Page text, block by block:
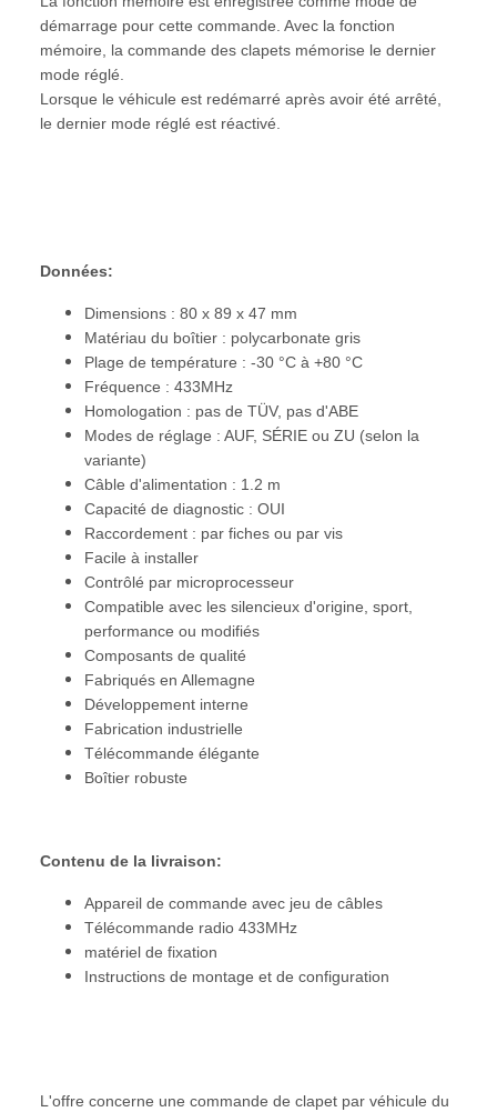
démarrage pour cette commande. Avec la fonction
mémoire, la commande des clapets mémorise le dernier
mode réglé.
Lorsque le véhicule est redémarré après avoir été arrêté,
le dernier mode réglé est réactivé.
Données:
Dimensions : 80 x 89 x 47 mm
Matériau du boîtier : polycarbonate gris
Plage de température : -30 °C à +80 °C
Fréquence : 433MHz
Homologation : pas de TÜV, pas d'ABE
Modes de réglage : AUF, SÉRIE ou ZU (selon la
variante)
Câble d'alimentation : 1.2 m
Capacité de diagnostic : OUI
Raccordement : par fiches ou par vis
Facile à installer
Contrôlé par microprocesseur
Compatible avec les silencieux d'origine, sport,
performance ou modifiés
Composants de qualité
Fabriqués en Allemagne
Développement interne
Fabrication industrielle
Télécommande élégante
Boîtier robuste
Contenu de la livraison:
Appareil de commande avec jeu de câbles
Télécommande radio 433MHz
matériel de fixation
Instructions de montage et de configuration
L'offre concerne une commande de clapet par véhicule du